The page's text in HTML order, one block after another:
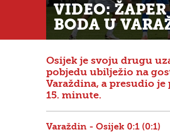
VIDEO:
BODA U
Osijek je svoju drugu
pobjedu ubilježio na
Varaždina, a presudio je
15. minute.
Varaždin - Osijek 0:1 (0:1)